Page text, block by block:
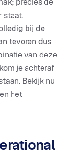
precies de
staat.
bij de
tevoren dus
van deze
je achteraf
Bekijk nu
en het